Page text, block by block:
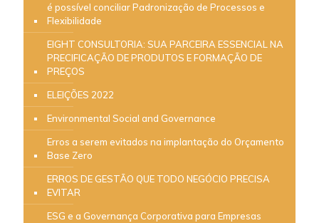
é possível conciliar Padronização de Processos e
Flexibilidade
EIGHT CONSULTORIA: SUA PARCEIRA ESSENCIAL NA
PRECIFICAÇÃO DE PRODUTOS E FORMAÇÃO DE
PREÇOS
ELEIÇÕES 2022
Environmental Social and Governance
Erros a serem evitados na implantação do Orçamento
Base Zero
ERROS DE GESTÃO QUE TODO NEGÓCIO PRECISA
EVITAR
ESG e a Governança Corporativa para Empresas